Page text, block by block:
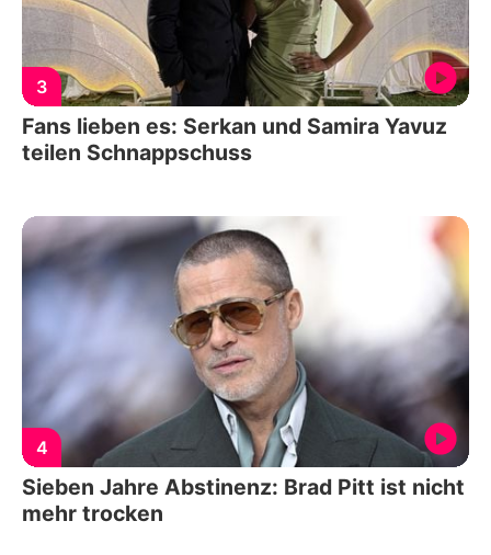
3
Fans lieben es: Serkan und Samira Yavuz
teilen Schnappschuss
4
Sieben Jahre Abstinenz: Brad Pitt ist nicht
mehr trocken